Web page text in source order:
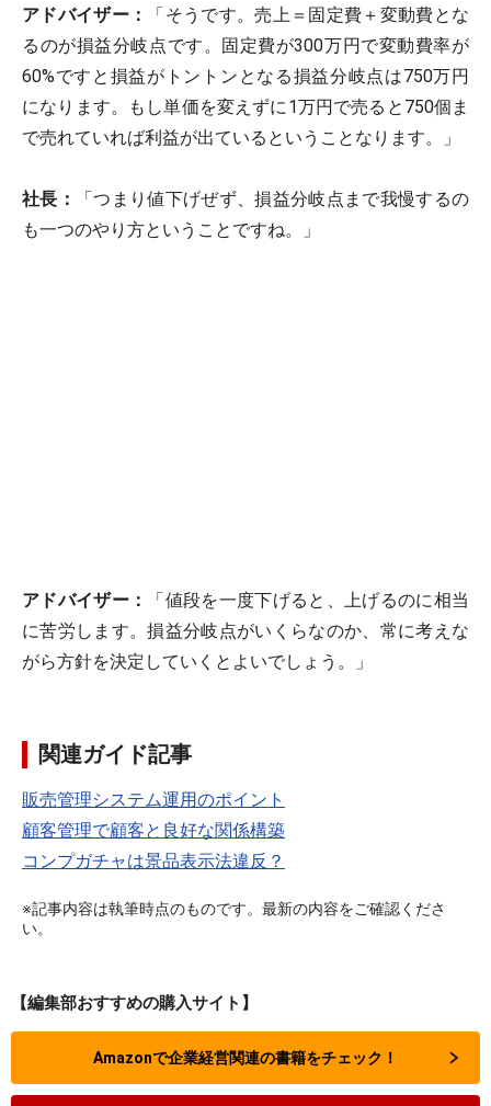
アドバイザー：
「そうです。売上＝固定費＋変動費とな
るのが損益分岐点です。固定費が300万円で変動費率が
60%ですと損益がトントンとなる損益分岐点は750万円
になります。もし単価を変えずに1万円で売ると750個ま
で売れていれば利益が出ているということなります。」
社長：
「つまり値下げぜず、損益分岐点まで我慢するの
も一つのやり方ということですね。」
アドバイザー：
「値段を一度下げると、上げるのに相当
に苦労します。損益分岐点がいくらなのか、常に考えな
がら方針を決定していくとよいでしょう。」
関連ガイド記事
販売管理システム運用のポイント
顧客管理で顧客と良好な関係構築
コンプガチャは景品表示法違反？
※記事内容は執筆時点のものです。最新の内容をご確認くださ
い。
【編集部おすすめの購入サイト】
Amazonで企業経営関連の書籍をチェック！